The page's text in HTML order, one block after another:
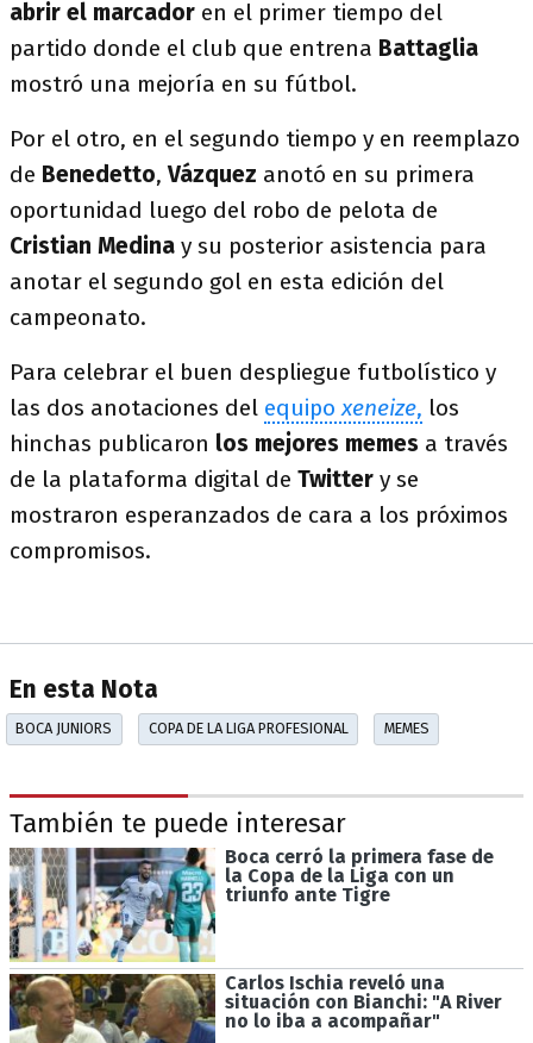
abrir el marcador en el primer tiempo del
partido donde el club que entrena Battaglia
mostró una mejoría en su fútbol.
Por el otro, en el segundo tiempo y en reemplazo
de Benedetto,Vázquez anotó en su primera
oportunidad luego del robo de pelota de
Cristian Medina y su posterior asistencia para
anotar el segundo gol en esta edición del
campeonato.
Para celebrar el buen despliegue futbolístico y
las dos anotaciones del equipoxeneize, los
hinchas publicaron los mejores memes a través
de la plataforma digital de Twitter y se
mostraron esperanzados de cara a los próximos
compromisos.
En esta Nota
BOCA JUNIORS COPA DE LA LIGA PROFESIONAL MEMES
También te puede interesar
Boca cerró la primera fase de
la Copa de la Liga con un
triunfo ante Tigre
Carlos Ischia reveló una
situación con Bianchi: "A River
no lo iba a acompañar"